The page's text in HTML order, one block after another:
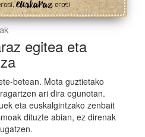
egitea eta
betean. Mota guztietako
ari dira egunotan.
eta euskalgintzako zenbait
dituzte abian, ez direnak